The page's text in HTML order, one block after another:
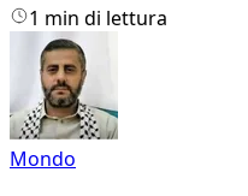
1 min di lettura
Mondo